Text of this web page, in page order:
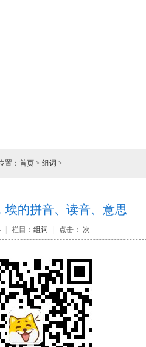
置： 首页 > 组词 >
埃的拼音、读音、意思
栏目： 组词 点击： 次